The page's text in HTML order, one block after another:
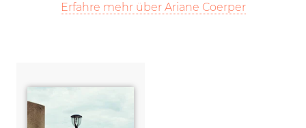
Erfahre mehr über Ariane Coerper